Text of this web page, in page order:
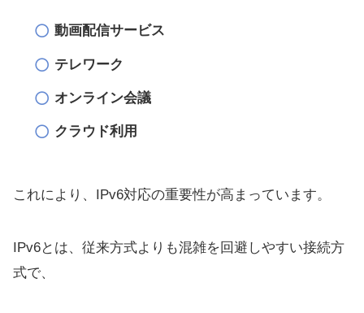
動画配信サービス
テレワーク
オンライン会議
クラウド利用
これにより、IPv6対応の重要性が高まっています。
IPv6とは、従来方式よりも混雑を回避しやすい接続方
式で、